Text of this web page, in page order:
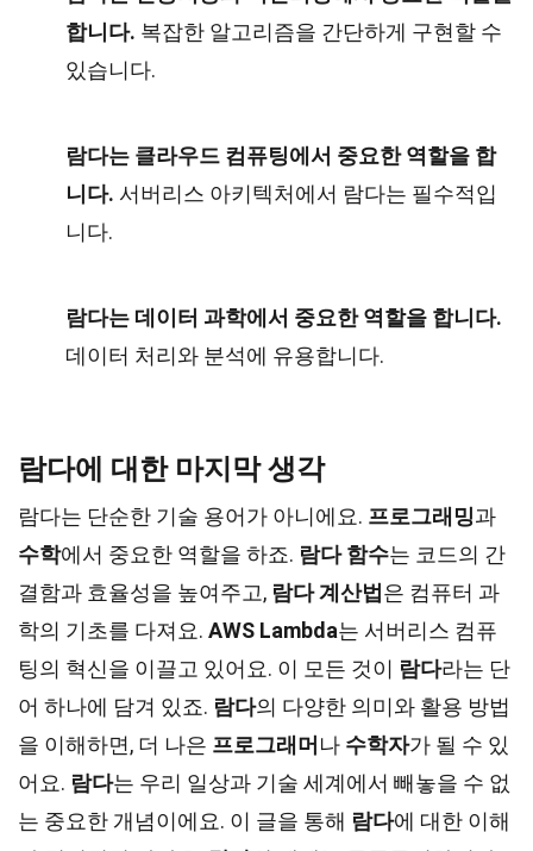
합니다. 복잡한 알고리즘을 간단하게 구현할 수
있습니다.
람다는 클라우드 컴퓨팅에서 중요한 역할을 합
니다. 서버리스 아키텍처에서 람다는 필수적입
니다.
람다는 데이터 과학에서 중요한 역할을 합니다.
데이터 처리와 분석에 유용합니다.
람다에 대한 마지막 생각
람다는 단순한 기술 용어가 아니에요. 프로그래밍과
수학에서 중요한 역할을 하죠. 람다 함수는 코드의 간
결함과 효율성을 높여주고, 람다 계산법 은 컴퓨터 과
학의 기초를 다져요. AWS Lambda는 서버리스 컴퓨
팅의 혁신을 이끌고 있어요. 이 모든 것이 람다라는 단
어 하나에 담겨 있죠. 람다의 다양한 의미와 활용 방법
을 이해하면, 더 나은 프로그래머 나 수학자가 될 수 있
어요. 람다는 우리 일상과 기술 세계에서 빼놓을 수 없
는 중요한 개념이에요. 이 글을 통해 람다에 대한 이해